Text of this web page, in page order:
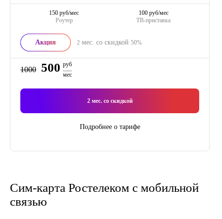
Роутер
150 руб/мес
ТВ-приставка
100 руб/мес
Акция 2 мес. со скидкой 50%
1000 500 руб
мес
2мес. со скидкой
Подробнее о тарифе
Сим-карта Ростелеком с мобильной
связью